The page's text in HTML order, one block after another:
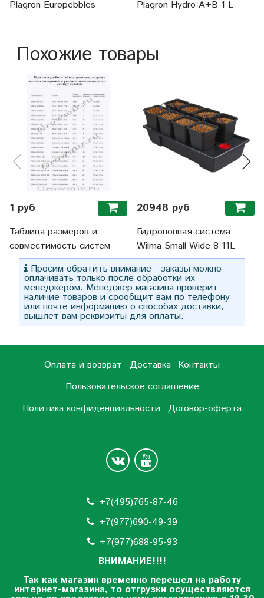
Plagron Europebbles Plagron Hydro A+B 1 L
Похожие товары
1 руб
Таблица размеров и
совместимость систем
20948 руб
Гидропонная система
Wilma Small Wide 8 11L
Просим обратить внимание - заказы можно
оплачивать только после обработки их
менеджером. Менеджер магазина проверит
наличие товаров и соообщит вам по телефону
или почте информацию о способах доставки,
вышлет вам реквизиты для оплаты.
Оплата и возврат Доставка Контакты
Пользовательское соглашение
Политика конфиденциальности Договор-оферта
+7(495)765-87-46
+7(977)690-49-39
+7(977)688-95-93
ВНИМАНИЕ!!!!
Так как магазин временно перешел на работу
интернет-магазина, то отгрузки осуществляются